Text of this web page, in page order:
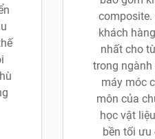
khách
nhất cho
trong ngành
máy móc
môn của
học vật
bền tối